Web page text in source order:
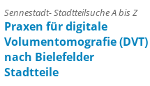
Sennestadt- Stadtteilsuche A bis Z
Praxen für digitale
Volumentomografie (DVT)
nach Bielefelder
Stadtteile